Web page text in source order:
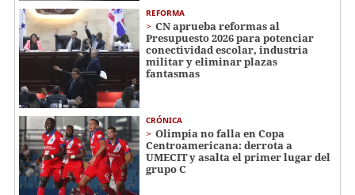
REFORMA
CN aprueba reformas al
Presupuesto 2026 para potenciar
conectividad escolar, industria
militar y eliminar plazas
fantasmas
CRÓNICA
Olimpia no falla en Copa
Centroamericana: derrota a
UMECIT y asalta el primer lugar del
grupo C